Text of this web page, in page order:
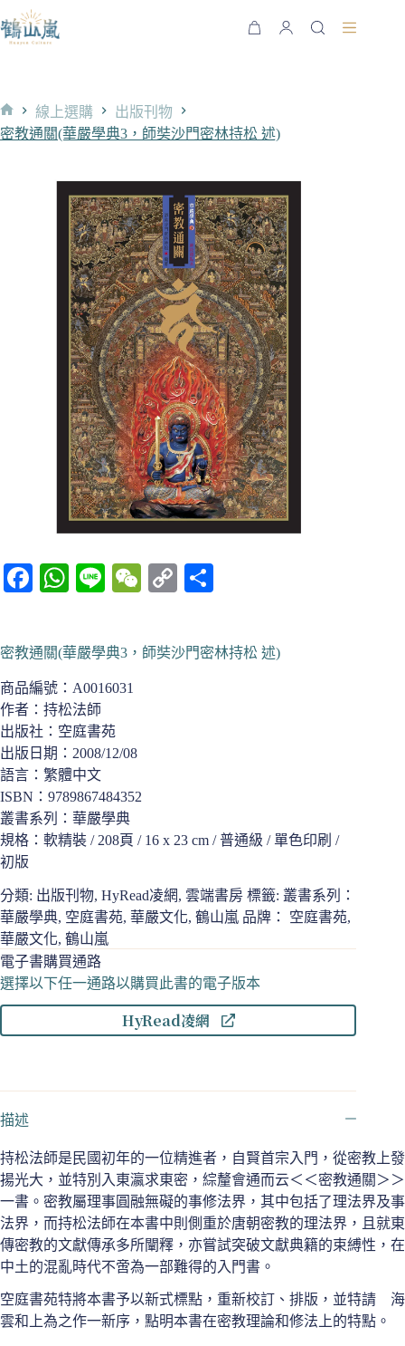
至
容
購
首
線上選購
出版刊物
密教通關(華嚴學典3，師奘沙門密林持松 述)
Fa
ok
W
ts
A
pp
Li
W
C
ha
C
Li
密教通關(華嚴學典3，師奘沙門密林持松 述)
商品編號： A0016031
作者：持松法師
出版社：空庭書苑
出版日期：2008/12/08
語言：繁體中文
ISBN：9789867484352
叢書系列：華嚴學典
規格：軟精裝 / 208頁 / 16 x 23 cm / 普通級 / 單色印刷 /
初版
分類: 出版刊物, HyRead凌網, 雲端書房 標籤: 叢書系列：
華嚴學典, 空庭書苑, 華嚴文化, 鶴山嵐 品牌： 空庭書苑,
華嚴文化, 鶴山嵐
電子書購買通路
選擇以下任一通路以購買此書的電子版本
HyRead凌網
描述
持松法師是民國初年的一位精進者，自賢首宗入門，從密教上發
揚光大，並特別入東瀛求東密，綜釐會通而云＜＜密教通關＞＞
一書。密教屬理事圓融無礙的事修法界，其中包括了理法界及事
法界，而持松法師在本書中則側重於唐朝密教的理法界，且就東
傳密教的文獻傳承多所闡釋，亦嘗試突破文獻典籍的束縛性，在
中土的混亂時代不啻為一部難得的入門書。
空庭書苑特將本書予以新式標點，重新校訂、排版，並特請 海
雲和上為之作一新序，點明本書在密教理論和修法上的特點。